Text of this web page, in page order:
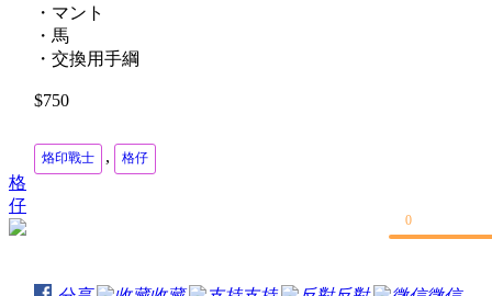
格
仔
・マント
・馬
・交換用手綱
$750
烙印戰士 , 格仔
0